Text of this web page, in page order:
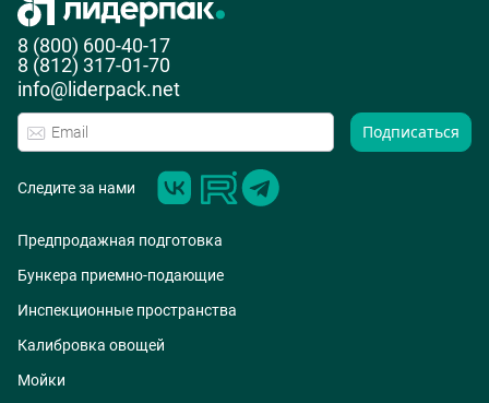
8 (800) 600-40-17
8 (812) 317-01-70
info@liderpack.net
Подписаться
Следите за нами
Предпродажная подготовка
Бункера приемно-подающие
Инспекционные пространства
Калибровка овощей
Мойки